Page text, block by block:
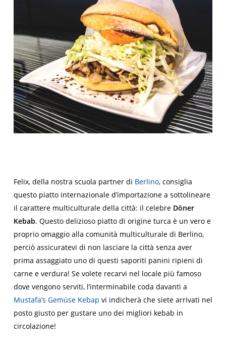
Felix, della nostra scuola partner di Berlino, consiglia
questo piatto internazionale d’importazione a sottolineare
il carattere multiculturale della città: il celebre Döner
Kebab. Questo delizioso piatto di origine turca è un vero e
proprio omaggio alla comunità multiculturale di Berlino,
perciò assicuratevi di non lasciare la città senza aver
prima assaggiato uno di questi saporiti panini ripieni di
carne e verdura! Se volete recarvi nel locale più famoso
dove vengono serviti, l’interminabile coda davanti a
Mustafa’s Gemüse Kebap vi indicherà che siete arrivati nel
posto giusto per gustare uno dei migliori kebab in
circolazione!